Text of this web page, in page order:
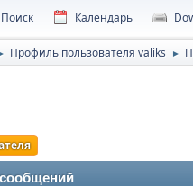
Поиск Календарь
Профиль пользователя valiks ►